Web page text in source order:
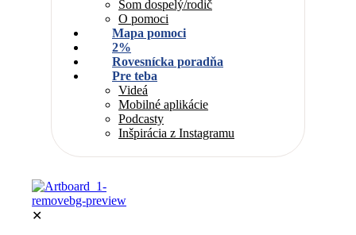
Som dospelý/rodič
O pomoci
Mapa pomoci
2%
Rovesnícka poradňa
Pre teba
Videá
Mobilné aplikácie
Podcasty
Inšpirácia z Instagramu
✕